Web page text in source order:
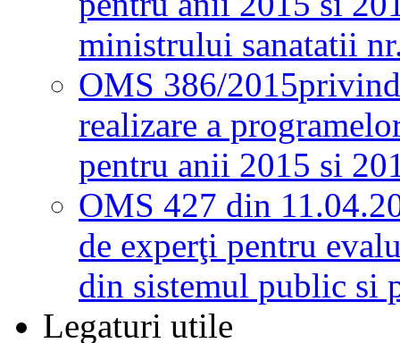
ministrului sanatatii
OMS 386/2015
realizare a
pentru anii 2015 si
OMS 427 din
de experţi pentru
din sistemul public si
Legaturi utile